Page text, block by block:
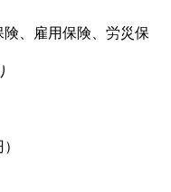
険、雇用保険、労災保